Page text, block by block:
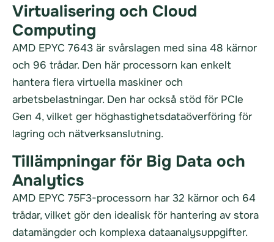
Virtualisering och Cloud
Computing
AMD EPYC 7643 är svårslagen med sina 48 kärnor
och 96 trådar. Den här processorn kan enkelt
hantera flera virtuella maskiner och
arbetsbelastningar. Den har också stöd för PCIe
Gen 4, vilket ger höghastighetsdataöverföring för
lagring och nätverksanslutning.
Tillämpningar för Big Data och
Analytics
AMD EPYC 75F3-processorn har 32 kärnor och 64
trådar, vilket gör den idealisk för hantering av stora
datamängder och komplexa dataanalysuppgifter.